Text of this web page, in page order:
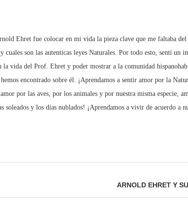
Ehret fue colocar en mi vida la pieza clave que me faltaba
cuales son las autenticas leyes Naturales. Por todo esto, sentí un
la vida del Prof. Ehret y poder mostrar a la comunidad
encontrado sobre él. ¡Aprendamos a sentir amor por la
por las aves, por los animales y por nuestra misma especie,
y los días nublados! ¡Aprendamos a vivir de acuerdo a
ARNOLD EHRET Y